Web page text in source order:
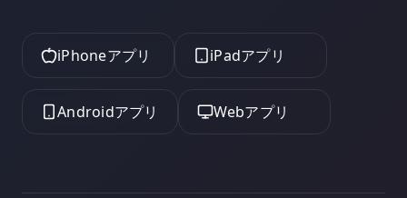
iPhoneアプリ iPadアプリ
Androidアプリ Webアプリ